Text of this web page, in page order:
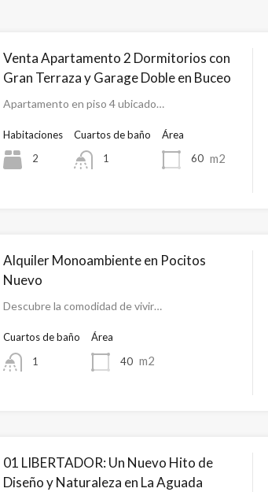
Venta Apartamento 2 Dormitorios con
Gran Terraza y Garage Doble en Buceo
Apartamento en piso 4 ubicado…
Habitaciones
2
Cuartos de baño
1
Área
60 m2
Alquiler Monoambiente en Pocitos
Nuevo
Descubre la comodidad de vivir…
Cuartos de baño
1
Área
40 m2
01 LIBERTADOR: Un Nuevo Hito de
Diseño y Naturaleza en La Aguada